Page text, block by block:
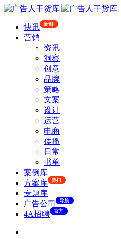
快讯 新鲜
营销
资讯
洞察
创意
品牌
策略
文案
设计
运营
电商
传播
日常
书单
案例库
方案库
热门
专题库
广告公司
导航
4A招聘 官方